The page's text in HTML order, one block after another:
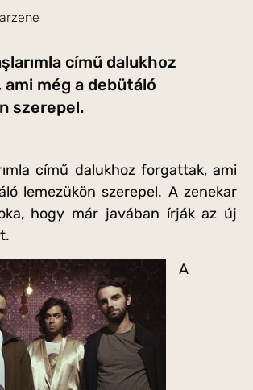
című dalukhoz
még a debütáló
szerepel.
című dalukhoz forgattak, ami
lemezükön szerepel. A zenekar
hogy már javában írják az új
A